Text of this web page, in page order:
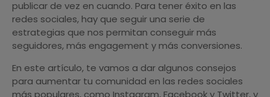
publicar de vez en cuando. Para tener éxito en las
redes sociales, hay que seguir una serie de
estrategias que nos permitan conseguir más
seguidores, más engagement y más conversiones.
En este artículo, te vamos a dar algunos consejos
para aumentar tu comunidad en las redes sociales
más populares, como Instagram, Facebook y Twitter, y